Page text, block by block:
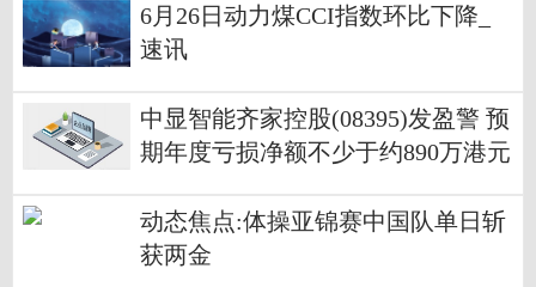
6月26日动力煤CCI指数环比下降_
速讯
中显智能齐家控股(08395)发盈警 预
期年度亏损净额不少于约890万港元
动态焦点:体操亚锦赛中国队单日斩
获两金